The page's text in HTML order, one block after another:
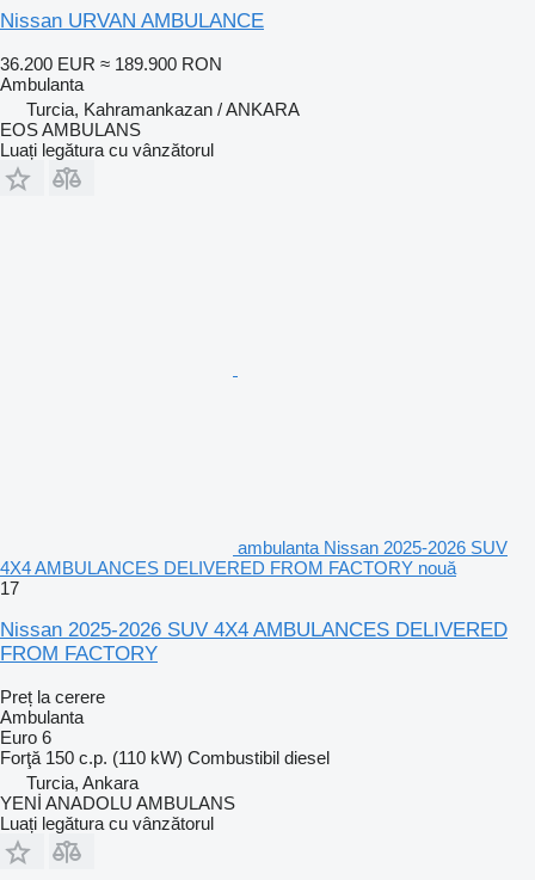
Nissan URVAN AMBULANCE
36.200 EUR ≈ 189.900 RON
Ambulanta
Turcia, Kahramankazan / ANKARA
EOS AMBULANS
Luați legătura cu vânzătorul
ambulanta Nissan 2025-2026 SUV
4X4 AMBULANCES DELIVERED FROM FACTORY nouă
17
Nissan 2025-2026 SUV 4X4 AMBULANCES DELIVERED
FROM FACTORY
Preț la cerere
Ambulanta
Euro 6
Forţă 150 c.p. (110 kW) Combustibil diesel
Turcia, Ankara
YENİ ANADOLU AMBULANS
Luați legătura cu vânzătorul